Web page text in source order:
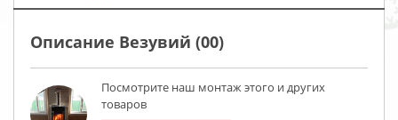
Описание Везувий (00)
Посмотрите наш монтаж этого и других
товаров